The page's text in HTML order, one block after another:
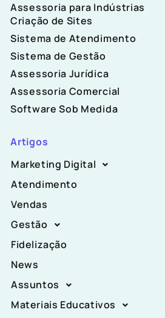
Assessoria para Indústrias
Criação de Sites
Sistema de Atendimento
Sistema de Gestão
Assessoria Jurídica
Assessoria Comercial
Software Sob Medida
Artigos
Marketing Digital
Atendimento
Vendas
Gestão
Fidelização
News
Assuntos
Materiais Educativos